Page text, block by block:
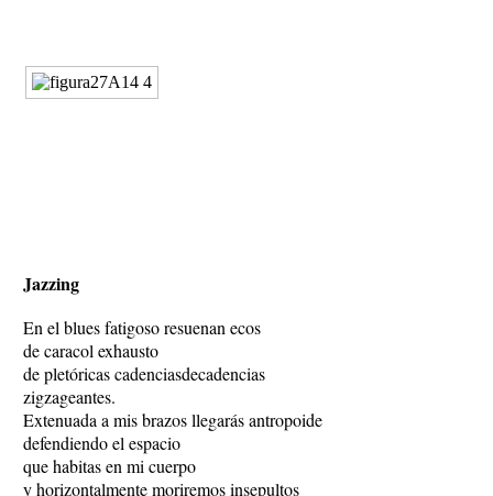
Jazzing
En el blues fatigoso resuenan ecos
de caracol exhausto
de pletóricas cadenciasdecadencias
zigzageantes.
Extenuada a mis brazos llegarás antropoide
defendiendo el espacio
que habitas en mi cuerpo
y horizontalmente moriremos insepultos